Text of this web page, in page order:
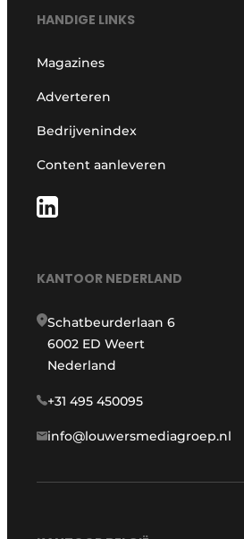
HANDIGE LINKS
Magazines
Adverteren
Bedrijvenindex
Content aanleveren
KANTOOR NEDERLAND
Schatbeurderlaan 6
6002 ED Weert
Nederland
+31 495 450095
info@louwersmediagroep.nl